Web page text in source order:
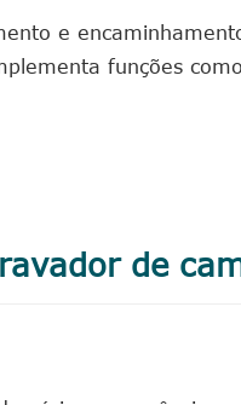
e
funções
de